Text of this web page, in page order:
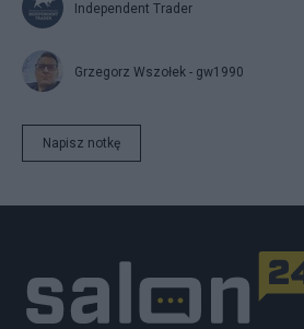
Independent Trader
Grzegorz Wszołek - gw1990
Napisz notkę